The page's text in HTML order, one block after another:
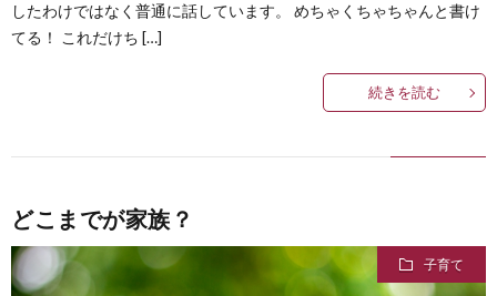
したわけではなく普通に話しています。 めちゃくちゃちゃんと書け
てる！ これだけち […]
続きを読む
どこまでが家族？
子育て